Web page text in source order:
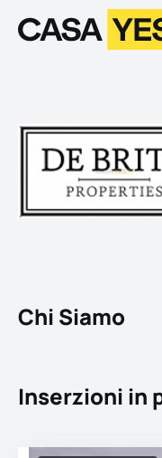
LogoVai alla
Chi Siamo
Inserzioni in